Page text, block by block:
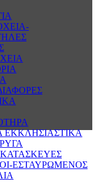
ΕΚΚΛΗΣΙΑΣΤΙΚΑ
ΚΑΤΑΣΚΕΥΕΣ
ΕΣΤΑΥΡΩΜΕΝΟΣ